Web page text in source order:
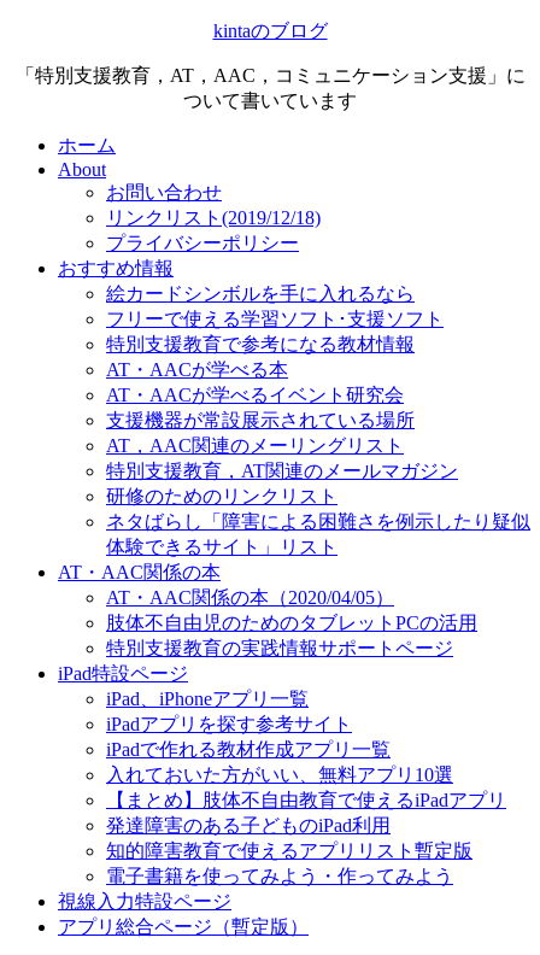
kintaのブログ
「特別支援教育，AT，AAC，コミュニケーション支援」に
ついて書いています
ホーム
About
お問い合わせ
リンクリスト(2019/12/18)
プライバシーポリシー
おすすめ情報
絵カードシンボルを手に入れるなら
フリーで使える学習ソフト･支援ソフト
特別支援教育で参考になる教材情報
AT・AACが学べる本
AT・AACが学べるイベント研究会
支援機器が常設展示されている場所
AT，AAC関連のメーリングリスト
特別支援教育，AT関連のメールマガジン
研修のためのリンクリスト
ネタばらし「障害による困難さを例示したり疑似
体験できるサイト」リスト
AT・AAC関係の本
AT・AAC関係の本（2020/04/05）
肢体不自由児のためのタブレットPCの活用
特別支援教育の実践情報サポートページ
iPad特設ページ
iPad、iPhoneアプリ一覧
iPadアプリを探す参考サイト
iPadで作れる教材作成アプリ一覧
入れておいた方がいい、無料アプリ10選
【まとめ】肢体不自由教育で使えるiPadアプリ
発達障害のある子どものiPad利用
知的障害教育で使えるアプリリスト暫定版
電子書籍を使ってみよう・作ってみよう
視線入力特設ページ
アプリ総合ページ（暫定版）